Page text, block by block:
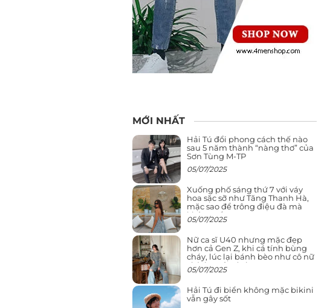
MỚI NHẤT
Hải Tú đổi phong cách thế nào
sau 5 năm thành “nàng thơ” của
Sơn Tùng M-TP
05/07/2025
Xuống phố sáng thứ 7 với váy
hoa sặc sỡ như Tăng Thanh Hà,
mặc sao để trông điệu đà mà
không sến
05/07/2025
Nữ ca sĩ U40 nhưng mặc đẹp
hơn cả Gen Z, khi cá tính bùng
cháy, lúc lại bánh bèo như cô nữ
chính ngôn tình
05/07/2025
Hải Tú đi biển không mặc bikini
vẫn gây sốt